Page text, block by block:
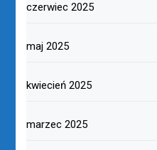
czerwiec 2025
maj 2025
kwiecień 2025
marzec 2025